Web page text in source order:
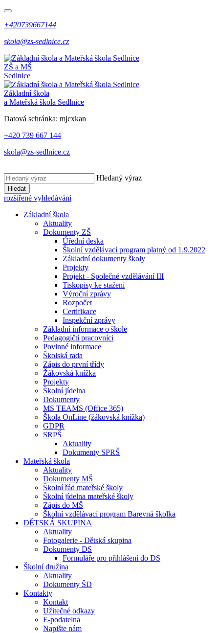
+420739667144
skola@zs-sedlnice.cz
ZŠ a MŠ
Sedlnice
Základní škola
a Mateřská škola Sedlnice
Datová schránka: mjcxkan
+420 739 667 144
skola@zs-sedlnice.cz
Hledaný výraz
Hledat
rozšířené vyhledávání
Základní škola
Aktuality
Dokumenty ZŠ
Úřední deska
Školní vzdělávací program platný od 1.9.2022
Základní dokumenty školy
Projekty
Projekt - Společné vzdělávání III
Tiskopisy ke stažení
Výroční zprávy
Rozpočet
Certifikace
Inspekční zprávy
Základní informace o škole
Pedagogičtí pracovníci
Povinné informace
Školská rada
Zápis do první třídy
Žákovská knížka
Projekty
Školní jídelna
Dokumenty
MS TEAMS (Office 365)
Škola OnLine (žákovská knížka)
GDPR
SRPŠ
Aktuality
Dokumenty SPRŠ
Mateřská škola
Aktuality
Dokumenty MŠ
Školní řád mateřské školy
Školní jídelna mateřské školy
Zápis do MŠ
Školní vzdělávací program Barevná školka
DĚTSKÁ SKUPINA
Aktuality
Fotogalerie - Dětská skupina
Dokumenty DS
Formuláře pro přihlášení do DS
Školní družina
Aktuality
Dokumenty ŠD
Kontakty
Kontakt
Užitečné odkazy
E-podatelna
Napište nám